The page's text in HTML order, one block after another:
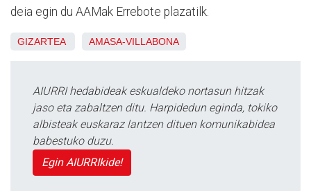
deia egin du AAMak Errebote plazatilk.
GIZARTEA AMASA-VILLABONA
AIURRI hedabideak eskualdeko nortasun hitzak
jaso eta zabaltzen ditu. Harpidedun eginda, tokiko
albisteak euskaraz lantzen dituen komunikabidea
babestuko duzu.
Egin AIURRIkide!